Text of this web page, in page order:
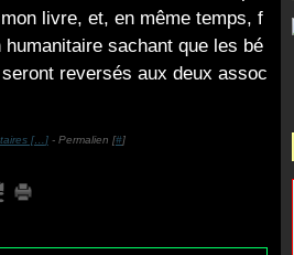
livre, et, en même temps, f
sachant que les bé
reversés aux deux assoc
[… ]- Permalien [#]